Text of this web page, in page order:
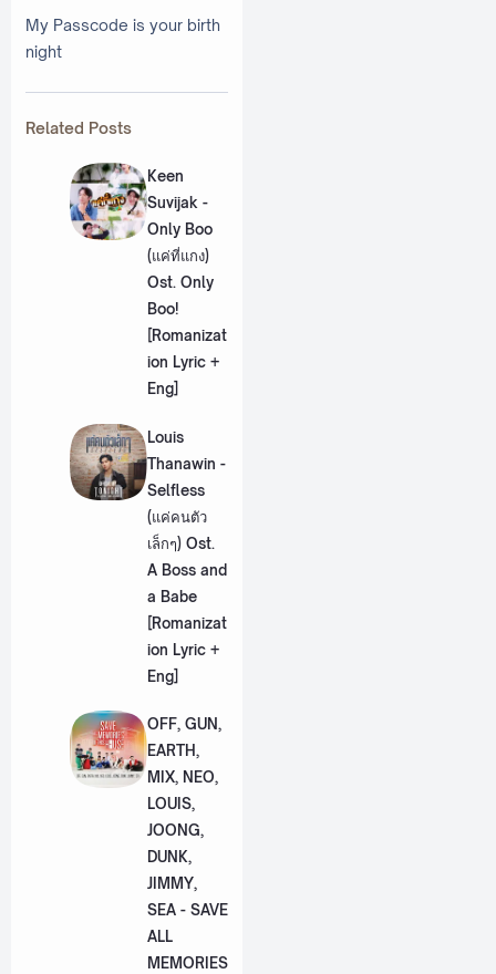
My Passcode is your birth
night
Related Posts
Keen
Suvijak -
Only Boo
(แค่ที่แกง)
Ost. Only
Boo!
[Romanizat
ion Lyric +
Eng]
Louis
Thanawin -
Selfless
(แค่คนตัว
เล็กๆ) Ost.
A Boss and
a Babe
[Romanizat
ion Lyric +
Eng]
OFF, GUN,
EARTH,
MIX, NEO,
LOUIS,
JOONG,
DUNK,
JIMMY,
SEA - SAVE
ALL
MEMORIES